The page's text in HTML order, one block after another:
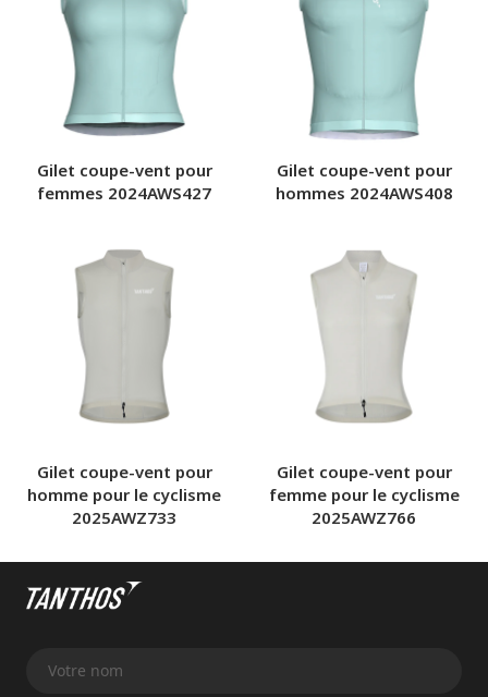
Gilet coupe-vent pour
femmes 2024AWS427
Gilet coupe-vent pour
hommes 2024AWS408
Gilet coupe-vent pour
homme pour le cyclisme
2025AWZ733
Gilet coupe-vent pour
femme pour le cyclisme
2025AWZ766